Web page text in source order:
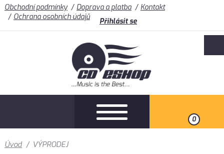
Obchodní podmínky Doprava a platba
Kontakt
Ochrana osobních údajů
Přihlásit se
0
Úvod / VÝPRODEJ